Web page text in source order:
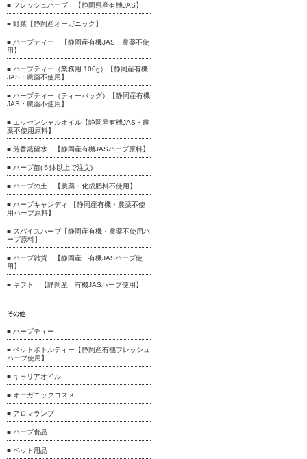
■ フレッシュハーブ 【静岡県産有機JAS】
■ 野菜【静岡産オーガニック】
■ ハーブティー 【静岡産有機JAS・農薬不使
用】
■ ハーブティー（業務用 100g）【静岡産有機
JAS・農薬不使用】
■ ハーブティー（ティーバッグ）【静岡産有機
JAS・農薬不使用】
■ エッセンシャルオイル【静岡産有機JAS・農
薬不使用原料】
■ 芳香蒸留水 【静岡産有機JASハーブ原料】
■ ハーブ苗(５鉢以上で注文)
■ ハーブの土 【農薬・化成肥料不使用】
■ ハーブキャンディ 【静岡産有機・農薬不使
用ハーブ原料】
■ スパイスハーブ【静岡産有機・農薬不使用ハ
ーブ原料】
■ ハーブ雑貨 【静岡産 有機JASハーブ使
用】
■ ギフト 【静岡産 有機JASハーブ使用】
その他
■ ハーブティー
■ ペットボトルティー【静岡産有機フレッシュ
ハーブ使用】
■ キャリアオイル
■ オーガニックコスメ
■ アロマランプ
■ ハーブ食品
■ ペット用品